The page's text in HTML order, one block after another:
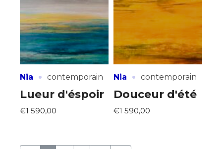
Nia · contemporain
Lueur d'éspoir
€1 590,00
Nia · contemporain
Douceur d'été
€1 590,00